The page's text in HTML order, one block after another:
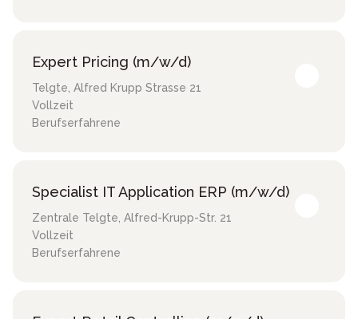
Expert Pricing (m/w/d)
Telgte, Alfred Krupp Strasse 21
Vollzeit
Berufserfahrene
Specialist IT Application ERP (m/w/d)
Zentrale Telgte, Alfred-Krupp-Str. 21
Vollzeit
Berufserfahrene